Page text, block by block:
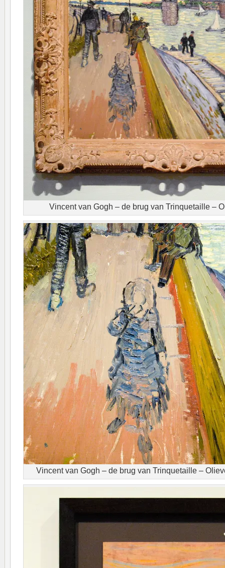
Vincent van Gogh – de brug van Trinquetaille –
Vincent van Gogh – de brug van Trinquetaille –